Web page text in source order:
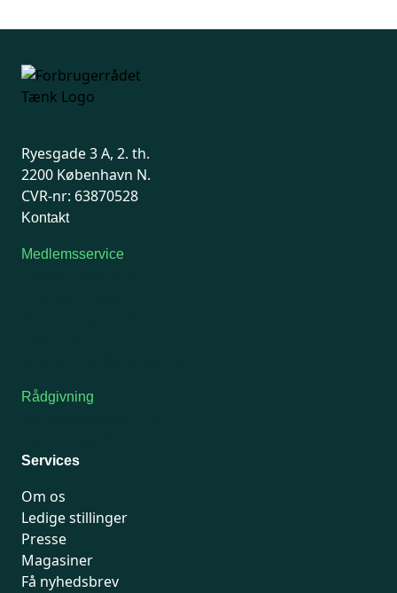
Ryesgade 3 A, 2. th.
2200 København N.
CVR-nr: 63870528
Kontakt
Medlemsservice
Rådgivning
Services
Om os
Ledige stillinger
Presse
Magasiner
Få nyhedsbrev